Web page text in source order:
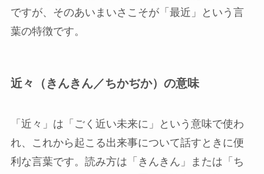
ですが、そのあいまいさこそが「最近」という言
葉の特徴です。
近々（きんきん／ちかぢか）の意味
「近々」は「ごく近い未来に」という意味で使わ
れ、これから起こる出来事について話すときに便
利な言葉です。読み方は「きんきん」または「ち